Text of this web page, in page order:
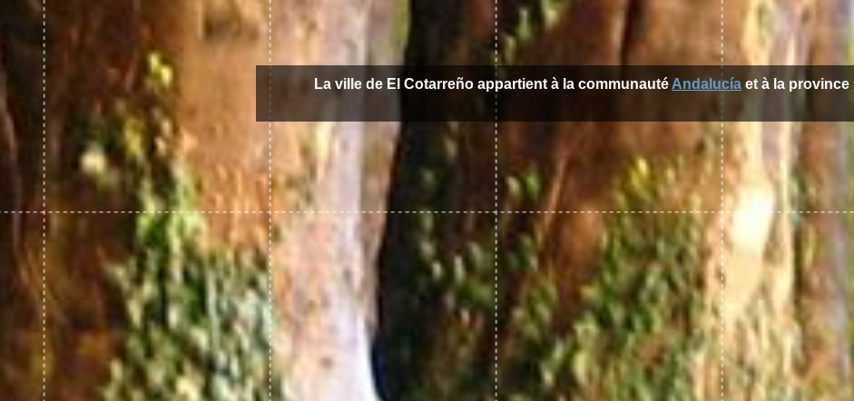
La ville de El Cotarreño appartient à la communauté Andalucía et à la province